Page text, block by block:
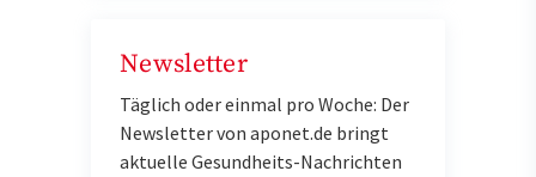
Newsletter
Täglich oder einmal pro Woche: Der
Newsletter von aponet.de bringt
aktuelle Gesundheits-Nachrichten